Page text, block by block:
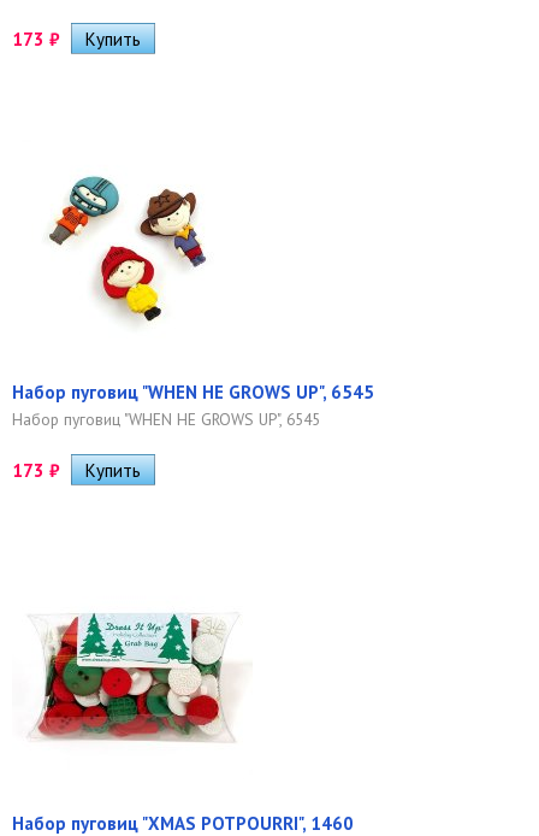
173 ₽
Набор пуговиц "WHEN HE GROWS UP", 6545
Набор пуговиц "WHEN HE GROWS UP", 6545
173 ₽
Набор пуговиц "XMAS POTPOURRI", 1460